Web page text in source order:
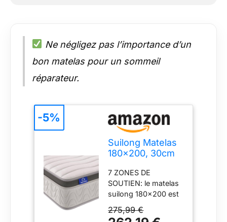
Ne négligez pas l’importance d’un
bon matelas pour un sommeil
réparateur.
Suilong Matelas
180x200, 30cm
Matelas à
Ressorts
Ensachés
Indépendants et
Mousse à
7 ZONES DE
SOUTIEN: le matelas
suilong 180x200 est
individuels de haute
275,99 €
-5%